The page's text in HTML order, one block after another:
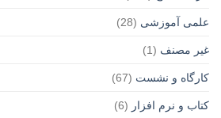
علمی آموزشی (28)
غير مصنف (1)
کارگاه و نشست (67)
کتاب و نرم افزار (6)